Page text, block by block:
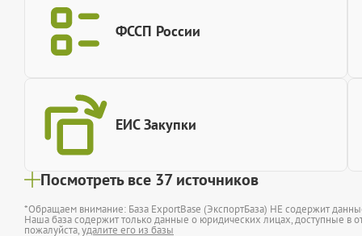
ФССП России
ЕИС Закупки
Посмотреть все 37 источников
*Обращаем внимание: База ExportBase (ЭкспортБаза) НЕ содержит
Наша база содержит только данные о юридических лицах, доступные в
пожалуйста,удалите его из базы